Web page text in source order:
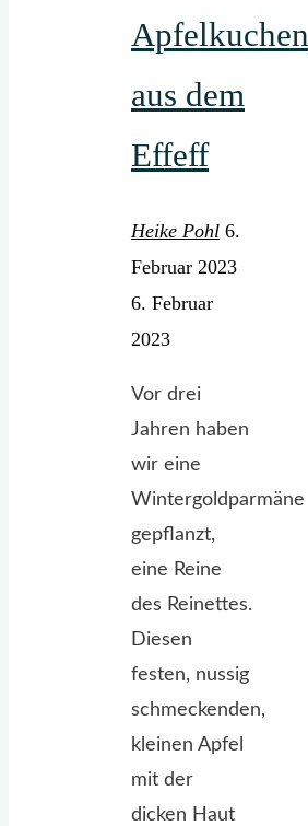
Apfelkuchen
aus dem
Effeff
Heike Pohl 6.
Februar 2023
6. Februar
2023
Vor drei
Jahren haben
wir eine
Wintergoldparmäne
gepflanzt,
eine Reine
des Reinettes.
Diesen
festen, nussig
schmeckenden,
kleinen Apfel
mit der
dicken Haut